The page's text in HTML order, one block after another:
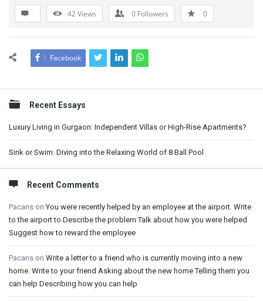
42Views 0 Followers 0
Facebook
Sidebar
Recent Essays
Luxury Living in Gurgaon: Independent Villas or High-Rise Apartments?
Sink or Swim: Diving into the Relaxing World of 8 Ball Pool
Recent Comments
Pacans onYou were recently helped by an employee at the airport. Write
to the airport to Describe the problem Talk about how you were helped
Suggest how to reward the employee
Pacans on Write a letter to a friend who is currently moving into a new
home. Write to your friend Asking about the new home Telling them you
can help Describing how you can help